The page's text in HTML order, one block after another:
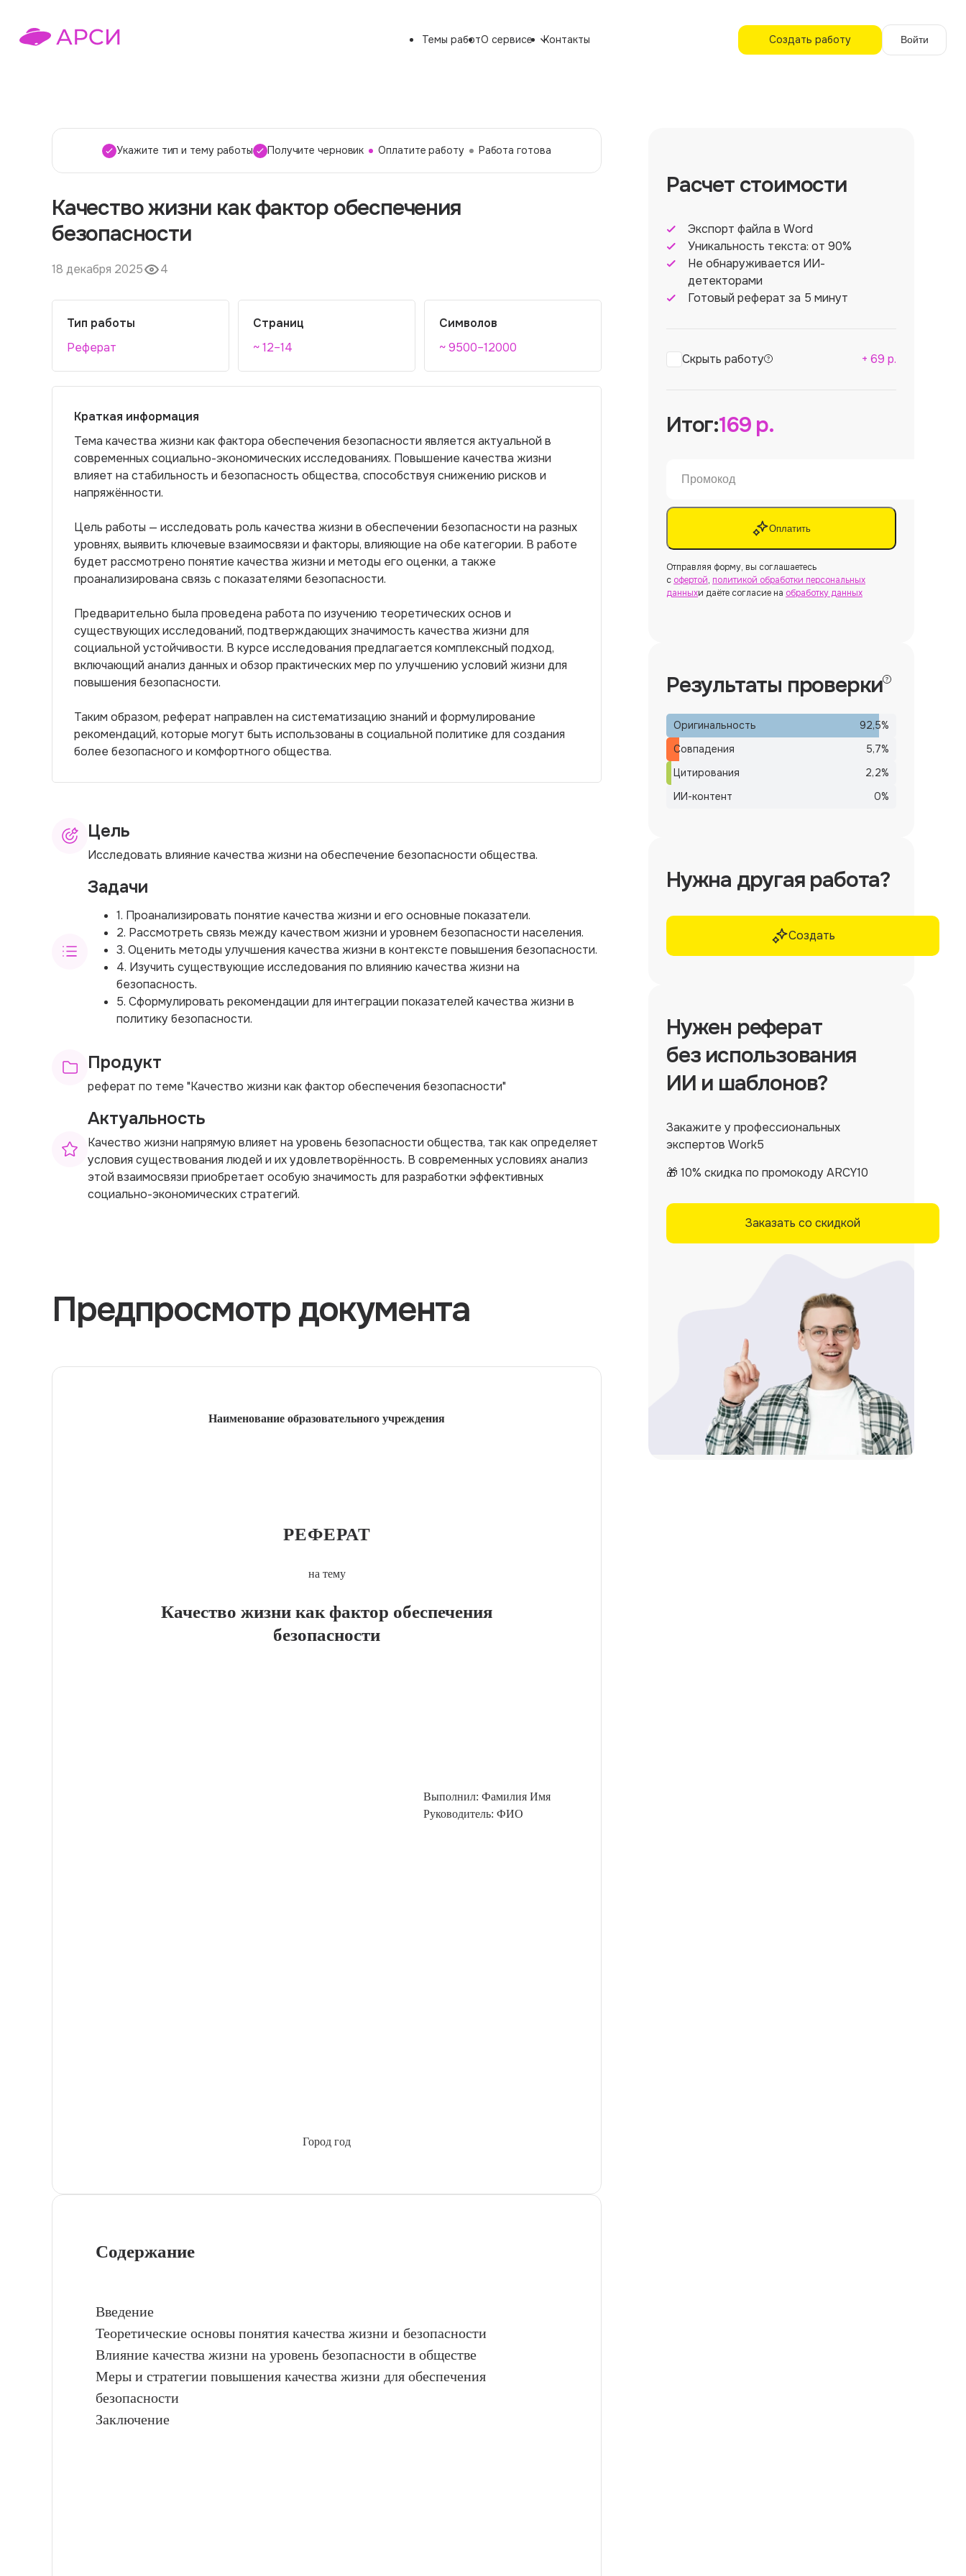
Темы работО сервисе Контакты Создать работу Войти
Укажите тип и тему работы Получите черновик Оплатите работу Работа готова
Качество жизни как фактор обеспечения
безопасности
18 декабря 2025 4
Тип работы
Реферат
Страниц
~ 12–14
Символов
~ 9500–12000
Краткая информация
Тема качества жизни как фактора обеспечения безопасности является актуальной в
современных социально-экономических исследованиях. Повышение качества жизни
влияет на стабильность и безопасность общества, способствуя снижению рисков и
напряжённости.
Цель работы — исследовать роль качества жизни в обеспечении безопасности на разных
уровнях, выявить ключевые взаимосвязи и факторы, влияющие на обе категории. В работе
будет рассмотрено понятие качества жизни и методы его оценки, а также
проанализирована связь с показателями безопасности.
Предварительно была проведена работа по изучению теоретических основ и
существующих исследований, подтверждающих значимость качества жизни для
социальной устойчивости. В курсе исследования предлагается комплексный подход,
включающий анализ данных и обзор практических мер по улучшению условий жизни для
повышения безопасности.
Таким образом, реферат направлен на систематизацию знаний и формулирование
рекомендаций, которые могут быть использованы в социальной политике для создания
более безопасного и комфортного общества.
Цель
Исследовать влияние качества жизни на обеспечение безопасности общества.
Задачи
1. Проанализировать понятие качества жизни и его основные показатели.
2. Рассмотреть связь между качеством жизни и уровнем безопасности населения.
3. Оценить методы улучшения качества жизни в контексте повышения безопасности.
4. Изучить существующие исследования по влиянию качества жизни на
безопасность.
5. Сформулировать рекомендации для интеграции показателей качества жизни в
политику безопасности.
Продукт
реферат по теме "Качество жизни как фактор обеспечения безопасности"
Актуальность
Качество жизни напрямую влияет на уровень безопасности общества, так как определяет
условия существования людей и их удовлетворённость. В современных условиях анализ
этой взаимосвязи приобретает особую значимость для разработки эффективных
социально-экономических стратегий.
Предпросмотр документа
Наименование образовательного учреждения
РЕФЕРАТ
на тему
Качество жизни как фактор обеспечения
безопасности
Выполнил: Фамилия Имя
Руководитель: ФИО
Город год
Содержание
Введение
Теоретические основы понятия качества жизни и безопасности
Влияние качества жизни на уровень безопасности в обществе
Меры и стратегии повышения качества жизни для обеспечения
безопасности
Заключение
Расчет стоимости
Экспорт файла в Word
Уникальность текста: от 90%
Не обнаруживается ИИ-
детекторами
Готовый реферат за 5 минут
Скрыть работу + 69 р.
Итог:169р.
Оплатить
Отправляя форму, вы соглашаетесь
с офертой, политикой обработки персональных
данныхи даёте согласие на обработку данных
Результаты проверки
Оригинальность 92,5%
Совпадения
5,7%
Цитирования
2,2%
ИИ-контент
0%
Нужна другая работа?
Создать
Нужен реферат
без использования
ИИ и шаблонов?
Закажите у профессиональных
экспертов Work5
🎁 10% скидка по промокоду ARCY10
Заказать со скидкой